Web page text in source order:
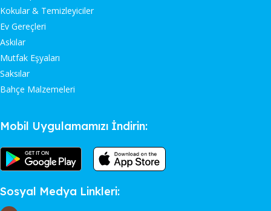
Kokular & Temizleyiciler
Ev Gereçleri
Askılar
Mutfak Eşyaları
Saksılar
Bahçe Malzemeleri
Mobil Uygulamamızı İndirin:
Sosyal Medya Linkleri: